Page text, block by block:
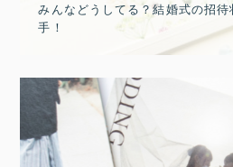
みんなどうしてる？結婚式の招
手！